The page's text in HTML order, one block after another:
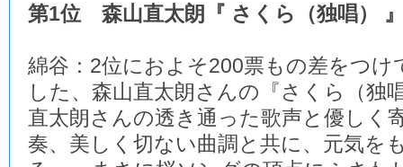
第1位 森山直太朗『 さくら（独唱）
綿谷：2位におよそ200票もの差をつけ
した、森山直太朗さんの『さくら（独
直太朗さんの透き通った歌声と優しく
奏、美しく切ない曲調と共に、元気を